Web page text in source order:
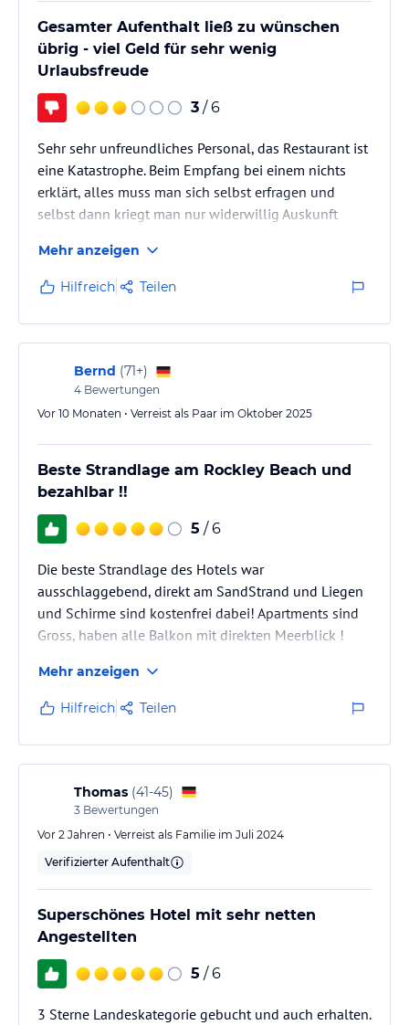
Gesamter Aufenthalt ließ zu wünschen
übrig - viel Geld für sehr wenig
Urlaubsfreude
3 / 6
Sehr sehr unfreundliches Personal, das Restaurant ist
eine Katastrophe. Beim Empfang bei einem nichts
erklärt, alles muss man sich selbst erfragen und
selbst dann kriegt man nur widerwillig Auskunft
Mehr anzeigen
Hilfreich Teilen
Bernd (71+)
4 Bewertungen
Vor 10 Monaten • Verreist als Paar im Oktober 2025
Beste Strandlage am Rockley Beach und
bezahlbar !!
5 / 6
Die beste Strandlage des Hotels war
ausschlaggebend, direkt am SandStrand und Liegen
und Schirme sind kostenfrei dabei! Apartments sind
Gross, haben alle Balkon mit direkten Meerblick !
sind mit allem eingerichtet zwar schon etwas älter
aber sehr sauber, AC und möbl. Balkon ! Wir waren
immer nach dem Ende unser MEINSCHIFF Kreuzfahrt
noch ein paar Tage dort und sind dann ganz privat
mit CONDOR nach FRA geflogen, den Stress mit der
organisierten An-& Abreise von…
Mehr anzeigen
Hilfreich Teilen
Thomas (41-45)
3 Bewertungen
Vor 2 Jahren • Verreist als Familie im Juli 2024
Verifizierter Aufenthalt
Superschönes Hotel mit sehr netten
Angestellten
5 / 6
3 Sterne Landeskategorie gebucht und auch erhalten.